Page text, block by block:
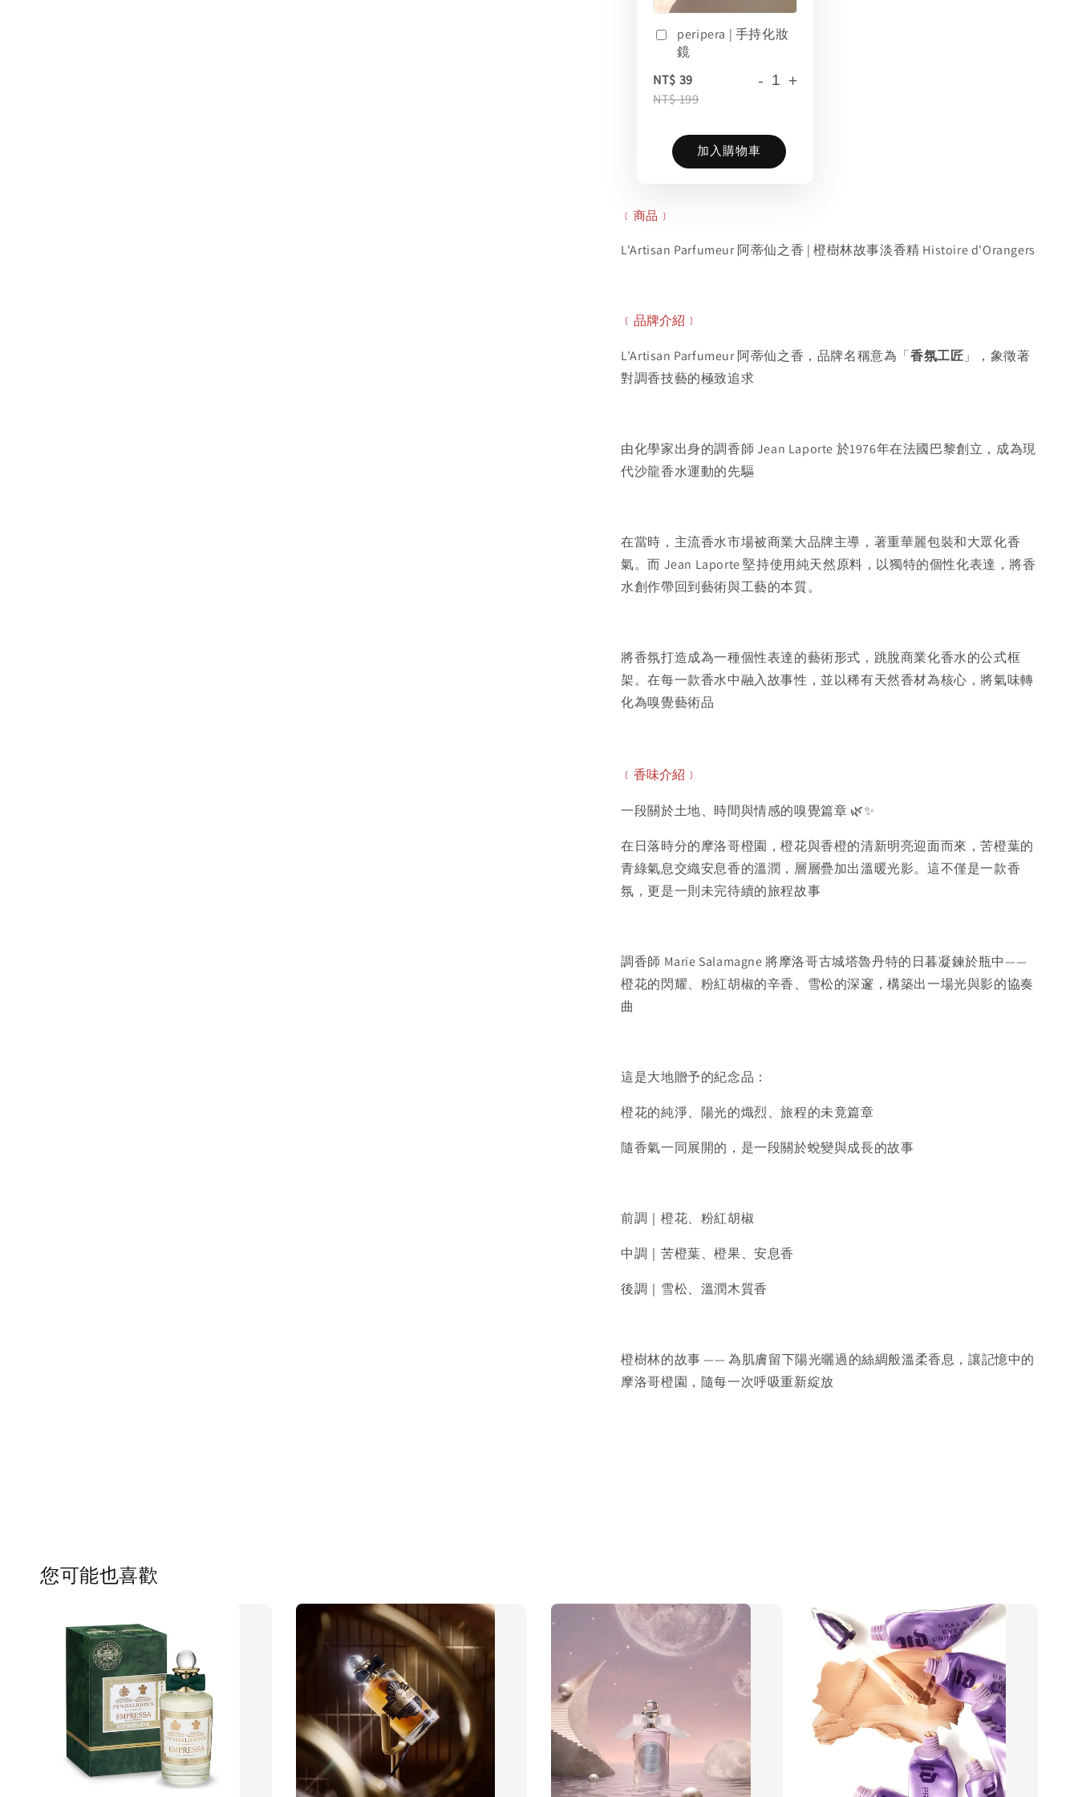
peripera | 手持化妝
鏡
NT$ 39
NT$ 199
- +
加入購物車
﹝商品﹞
L'Artisan Parfumeur 阿蒂仙之香 | 橙樹林故事淡香精 Histoire d'Orangers
﹝品牌介紹﹞
L'Artisan Parfumeur 阿蒂仙之香，品牌名稱意為「香氛工匠 」，象徵著
對調香技藝的極致追求
由化學家出身的調香師 Jean Laporte 於1976年在法國巴黎創立，成為現
代沙龍香水運動的先驅
在當時，主流香水市場被商業大品牌主導，著重華麗包裝和大眾化香
氣。而 Jean Laporte 堅持使用純天然原料，以獨特的個性化表達，將香
水創作帶回到藝術與工藝的本質。
將香氛打造成為一種個性表達的藝術形式，跳脫商業化香水的公式框
架。在每一款香水中融入故事性，並以稀有天然香材為核心，將氣味轉
化為嗅覺藝術品
﹝香味介紹 ﹞
一段關於土地、時間與情感的嗅覺篇章 🌿✨
在日落時分的摩洛哥橙園，橙花與香橙的清新明亮迎面而來，苦橙葉的
青綠氣息交織安息香的溫潤，層層疊加出溫暖光影。這不僅是一款香
氛，更是一則未完待續的旅程故事
調香師 Marie Salamagne 將摩洛哥古城塔魯丹特的日暮凝鍊於瓶中——
橙花的閃耀、粉紅胡椒的辛香、雪松的深邃，構築出一場光與影的協奏
曲
這是大地贈予的紀念品：
橙花的純淨、陽光的熾烈、旅程的未竟篇章
隨香氣一同展開的，是一段關於蛻變與成長的故事
前調｜橙花、粉紅胡椒
中調｜苦橙葉、橙果、安息香
後調｜雪松、溫潤木質香
橙樹林的故事 —— 為肌膚留下陽光曬過的絲綢般溫柔香息，讓記憶中的
摩洛哥橙園，隨每一次呼吸重新綻放
您可能也喜歡